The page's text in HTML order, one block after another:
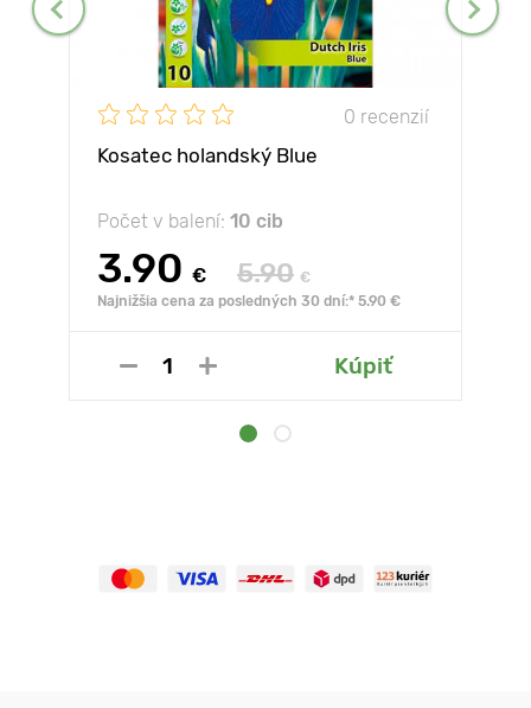
0 recenzií
Kosatec holandský Blue
Počet v balení: 10 cib
3.90 € 5.90 €
Najnižšia cena za posledných 30 dní:* 5.90 €
Kúpiť